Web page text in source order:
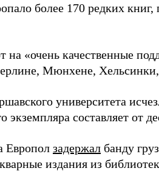
более 170 редких книг,
«очень качественные
Мюнхене,
университета
экземпляра составляет от
Европол задержал банду
издания из